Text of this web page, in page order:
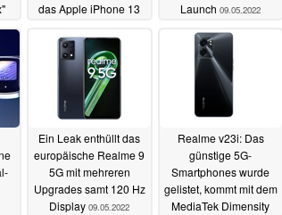
das Apple iPhone 13
Launch 09.05.2022
Ein Leak enthüllt das
europäische Realme 9
5G mit mehreren
Upgrades samt 120 Hz
Display 09.05.2022
Realme v23i: Das
günstige 5G-
Smartphones wurde
gelistet, kommt mit dem
MediaTek Dimensity